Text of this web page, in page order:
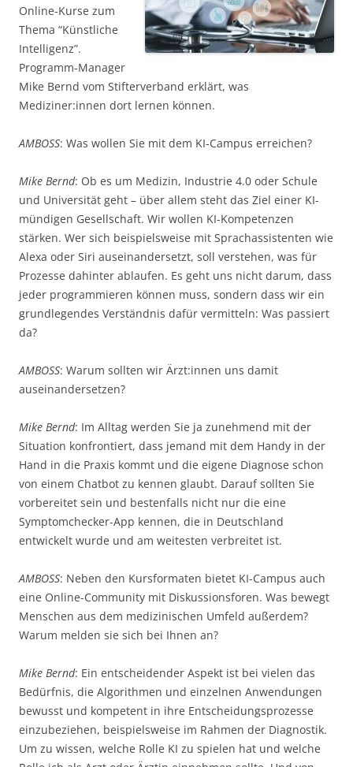
Online-Kurse zum
Thema “Künstliche
Intelligenz”.
Programm-Manager
Mike Bernd vom Stifterverband erklärt, was
Mediziner:innen dort lernen können.
AMBOSS: Was wollen Sie mit dem KI-Campus erreichen?
Mike Bernd: Ob es um Medizin, Industrie 4.0 oder Schule
und Universität geht – über allem steht das Ziel einer KI-
mündigen Gesellschaft. Wir wollen KI-Kompetenzen
stärken. Wer sich beispielsweise mit Sprachassistenten wie
Alexa oder Siri auseinandersetzt, soll verstehen, was für
Prozesse dahinter ablaufen. Es geht uns nicht darum, dass
jeder programmieren können muss, sondern dass wir ein
grundlegendes Verständnis dafür vermitteln: Was passiert
da?
AMBOSS: Warum sollten wir Ärzt:innen uns damit
auseinandersetzen?
Mike Bernd: Im Alltag werden Sie ja zunehmend mit der
Situation konfrontiert, dass jemand mit dem Handy in der
Hand in die Praxis kommt und die eigene Diagnose schon
von einem Chatbot zu kennen glaubt. Darauf sollten Sie
vorbereitet sein und bestenfalls nicht nur die eine
Symptomchecker-App kennen, die in Deutschland
entwickelt wurde und am weitesten verbreitet ist.
AMBOSS: Neben den Kursformaten bietet KI-Campus auch
eine Online-Community mit Diskussionsforen. Was bewegt
Menschen aus dem medizinischen Umfeld außerdem?
Warum melden sie sich bei Ihnen an?
Mike Bernd: Ein entscheidender Aspekt ist bei vielen das
Bedürfnis, die Algorithmen und einzelnen Anwendungen
bewusst und kompetent in ihre Entscheidungsprozesse
einzubeziehen, beispielsweise im Rahmen der Diagnostik.
Um zu wissen, welche Rolle KI zu spielen hat und welche